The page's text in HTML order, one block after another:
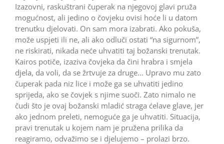
Izazovni, raskuštrani čuperak na njegovoj glavi pruža
mogućnost, ali jedino o čovjeku ovisi hoće li u datom
trenutku djelovati. On sam mora izabrati. Ako pokuša,
može uspjeti ili ne, ali ako odluči ostati “na sigurnom”,
ne riskirati, nikada neće uhvatiti taj božanski trenutak.
Kairos potiče, izaziva čovjeka da čini hrabra i smjela
djela, da voli, da se žrtvuje za druge… Upravo mu zato
čuperak pada niz lice i može ga se uhvatiti jedino
sprijeda, ako se čovjek s njime suoči. Zato nimalo ne
čudi što je ovaj božanski mladić straga ćelave glave, jer
ako jednom preleti, nemoguće ga je uhvatiti. Situacija,
pravi trenutak u kojem nam je pružena prilika da
reagiramo, odvažimo se i djelujemo – prolazi brzo.